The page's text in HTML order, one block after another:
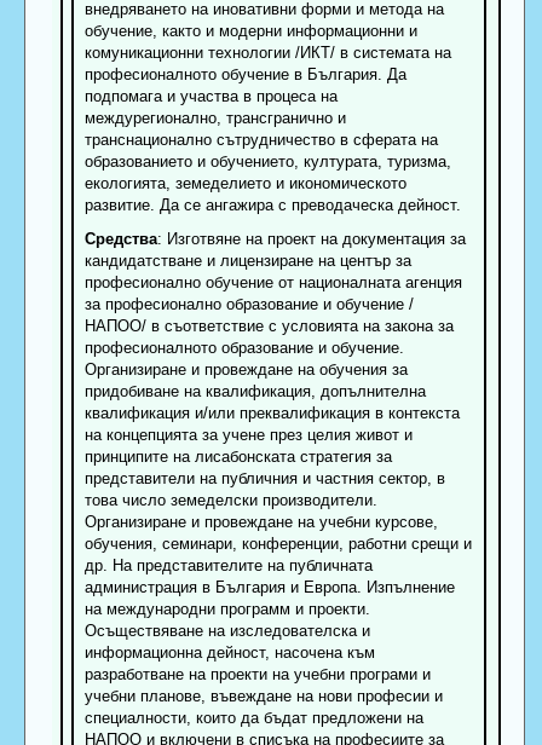
внедряването на иновативни форми и метода на
обучение, както и модерни информационни и
комуникационни технологии /ИКТ/ в системата на
професионалното обучение в България. Да
подпомага и участва в процеса на
междурегионално, трансгранично и
транснационално сътрудничество в сферата на
образованието и обучението, културата, туризма,
екологията, земеделието и икономическото
развитие. Да се ангажира с преводаческа дейност.
Средства: Изготвяне на проект на документация за
кандидатстване и лицензиране на център за
професионално обучение от националната агенция
за професионално образование и обучение /
НАПОО/ в съответствие с условията на закона за
професионалното образование и обучение.
Организиране и провеждане на обучения за
придобиване на квалификация, допълнителна
квалификация и/или преквалификация в контекста
на концепцията за учене през целия живот и
принципите на лисабонската стратегия за
представители на публичния и частния сектор, в
това число земеделски производители.
Организиране и провеждане на учебни курсове,
обучения, семинари, конференции, работни срещи и
др. На представителите на публичната
администрация в България и Европа. Изпълнение
на международни программ и проекти.
Осъществяване на изследователска и
информационна дейност, насочена към
разработване на проекти на учебни програми и
учебни планове, въвеждане на нови професии и
специалности, които да бъдат предложени на
НАПОО и включени в списъка на професиите за